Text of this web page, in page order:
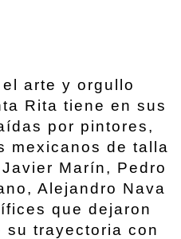
arte y orgullo
Rita tiene en sus
por pintores,
mexicanos de talla
Marín, Pedro
Alejandro Nava
que dejaron
su trayectoria con